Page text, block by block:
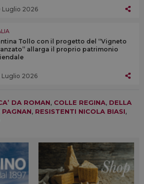
Luglio 2026
Tollo con il progetto del “Vigneto
allarga il proprio patrimonio
Luglio 2026
DA ROMAN, COLLE REGINA, DELLA
, RESISTENTI NICOLA BIASI,